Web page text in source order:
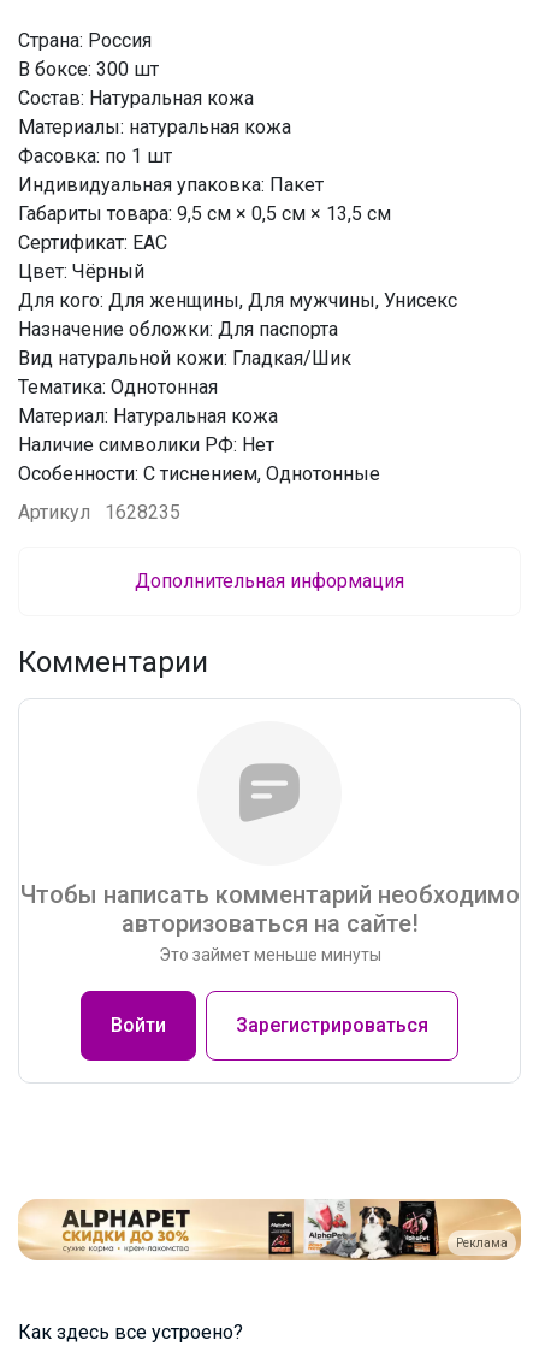
Страна: Россия
В боксе: 300 шт
Состав: Натуральная кожа
Материалы: натуральная кожа
Фасовка: по 1 шт
Индивидуальная упаковка: Пакет
Габариты товара: 9,5 см × 0,5 см × 13,5 см
Сертификат: ЕАС
Цвет: Чёрный
Для кого: Для женщины, Для мужчины, Унисекс
Назначение обложки: Для паспорта
Вид натуральной кожи: Гладкая/Шик
Тематика: Однотонная
Материал: Натуральная кожа
Наличие символики РФ: Нет
Особенности: С тиснением, Однотонные
Артикул
1628235
Дополнительная информация
Комментарии
Чтобы написать комментарий необходимо
авторизоваться на сайте!
Это займет меньше минуты
Войти Зарегистрироваться
Реклама
Как здесь все устроено?